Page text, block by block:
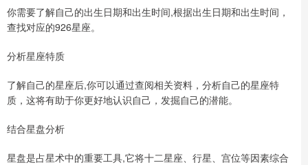
你需要了解自己的出生日期和出生时间,根据出生日期和出生时间，
查找对应的926星座。
分析星座特质
了解自己的星座后,你可以通过查阅相关资料，分析自己的星座特
质，这将有助于你更好地认识自己，发掘自己的潜能。
结合星盘分析
星盘是占星术中的重要工具,它将十二星座、行星、宫位等因素综合